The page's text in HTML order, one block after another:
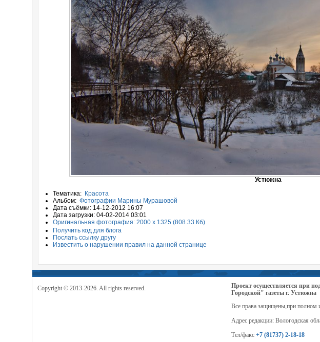
Устюжна
Тематика: Красота
Альбом: Фотографии Марины Мурашовой
Дата съёмки: 14-12-2012 16:07
Дата загрузки: 04-02-2014 03:01
Оригинальная фотография: 2000 x 1325 (808.33 Кб)
Получить код для блога
Послать ссылку другу
Известить о нарушении правил на данной странице
Copyright © 2013-2026. All rights reserved.
Проект осуществляется при
Городской" газеты г. Устюжна
Все права защищены,при полном
Адрес редакции: Вологодская
Тел/факс +7 (81737) 2-18-18